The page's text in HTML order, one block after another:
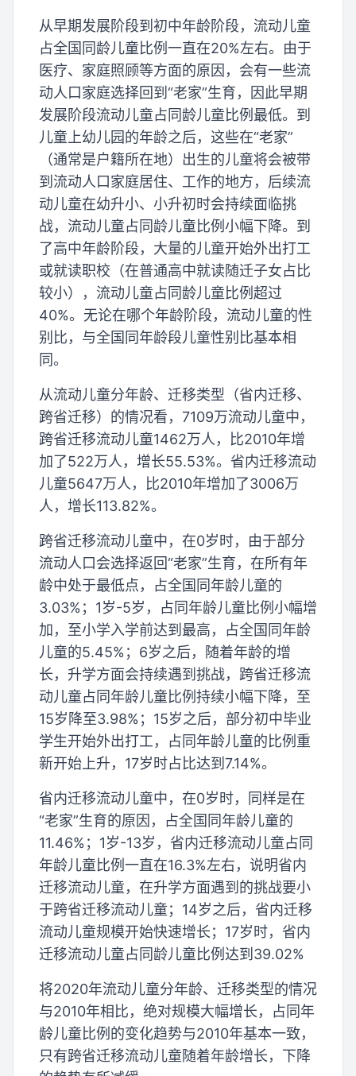
从早期发展阶段到初中年龄阶段，流动儿童
占全国同龄儿童比例一直在20%左右。由于
医疗、家庭照顾等方面的原因，会有一些流
动人口家庭选择回到“老家”生育，因此早期
发展阶段流动儿童占同龄儿童比例最低。到
儿童上幼儿园的年龄之后，这些在“老家”
（通常是户籍所在地）出生的儿童将会被带
到流动人口家庭居住、工作的地方，后续流
动儿童在幼升小、小升初时会持续面临挑
战，流动儿童占同龄儿童比例小幅下降。到
了高中年龄阶段，大量的儿童开始外出打工
或就读职校（在普通高中就读随迁子女占比
较小），流动儿童占同龄儿童比例超过
40%。无论在哪个年龄阶段，流动儿童的性
别比，与全国同年龄段儿童性别比基本相
同。
从流动儿童分年龄、迁移类型（省内迁移、
跨省迁移）的情况看，7109万流动儿童中，
跨省迁移流动儿童1462万人，比2010年增
加了522万人，增长55.53%。省内迁移流动
儿童5647万人，比2010年增加了3006万
人，增长113.82%。
跨省迁移流动儿童中，在0岁时，由于部分
流动人口会选择返回“老家”生育，在所有年
龄中处于最低点，占全国同年龄儿童的
3.03%；1岁-5岁，占同年龄儿童比例小幅增
加，至小学入学前达到最高，占全国同年龄
儿童的5.45%；6岁之后，随着年龄的增
长，升学方面会持续遇到挑战，跨省迁移流
动儿童占同年龄儿童比例持续小幅下降，至
15岁降至3.98%；15岁之后，部分初中毕业
学生开始外出打工，占同年龄儿童的比例重
新开始上升，17岁时占比达到7.14%。
省内迁移流动儿童中，在0岁时，同样是在
“老家”生育的原因，占全国同年龄儿童的
11.46%；1岁-13岁，省内迁移流动儿童占同
年龄儿童比例一直在16.3%左右，说明省内
迁移流动儿童，在升学方面遇到的挑战要小
于跨省迁移流动儿童；14岁之后，省内迁移
流动儿童规模开始快速增长；17岁时，省内
迁移流动儿童占同龄儿童比例达到39.02%
将2020年流动儿童分年龄、迁移类型的情况
与2010年相比，绝对规模大幅增长，占同年
龄儿童比例的变化趋势与2010年基本一致，
只有跨省迁移流动儿童随着年龄增长，下降